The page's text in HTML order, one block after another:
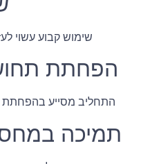
שימוש קבוע עשוי
הפחתת
התחליב מסייע בהפחתת
תמיכה